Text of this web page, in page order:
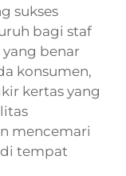
sukses
bagi staf
benar
konsumen,
kertas yang
mencemari
di tempat